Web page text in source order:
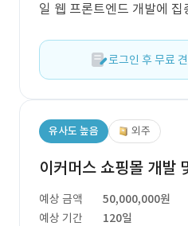
일 웹 프론트엔드 개발에 집
로그인 후 무료
유사도 높음 외주
이커머스 쇼핑몰 개발
예상 금액
50,000,000원
예상 기간
120일